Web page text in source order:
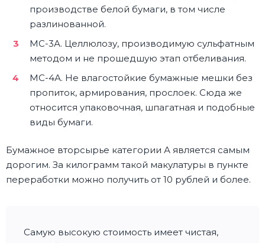
производстве белой бумаги, в том числе
разлинованной.
МС-3А. Целлюлозу, производимую сульфатным
методом и не прошедшую этап отбеливания.
МС-4А. Не влагостойкие бумажные мешки без
пропиток, армирования, прослоек. Сюда же
относится упаковочная, шпагатная и подобные
виды бумаги.
Бумажное вторсырье категории А является самым
дорогим. За килограмм такой макулатуры в пункте
переработки можно получить от 10 рублей и более.
Самую высокую стоимость имеет чистая,